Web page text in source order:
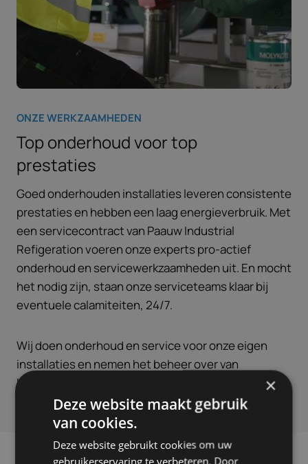
ONZE WERKZAAMHEDEN
Top onderhoud voor top
prestaties
Goed onderhouden installaties leveren consistente
prestaties en hebben een laag energieverbruik. Met
een servicecontract van Paauw Industrial
Refigeration voeren onze experts pro-actief
onderhoud en servicewerkzaamheden uit. En mocht
het nodig zijn, staan onze serviceteams klaar bij
eventuele calamiteiten, 24/7.
Wij doen onderhoud en service voor onze eigen
installaties en nemen het beheer over van
bestaande installaties, die we tot wel 20% zuiniger
maken in energieverbruik.
×
Deze website maakt gebruik
van cookies.
Deze website gebruikt cookies om uw
gebruikerservaring te verbeteren. Door